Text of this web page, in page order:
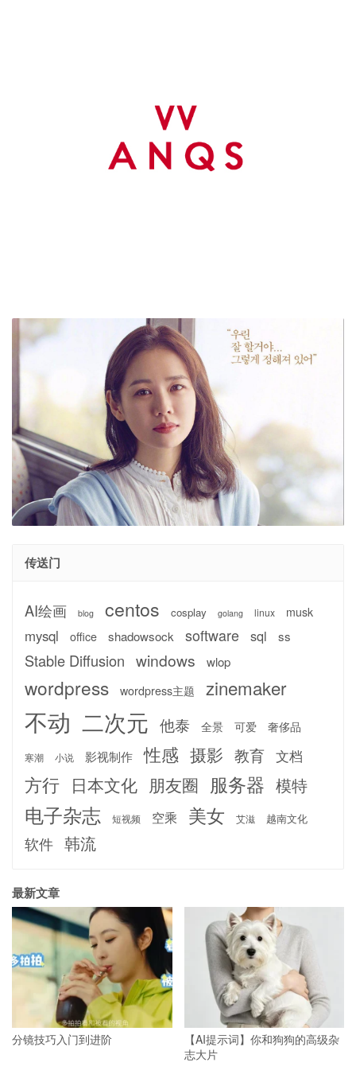
传送门
AI绘画 blog centos cosplay golang linux musk
mysql office shadowsock software sql ss
Stable Diffusion windows wlop
wordpress wordpress主题 zinemaker
不动 二次元 他泰 全景 可爱 奢侈品
寒潮 小说 影视制作 性感 摄影 教育 文档
方行 日本文化 朋友圈 服务器 模特
电子杂志 短视频 空乘 美女 艾滋 越南文化
软件 韩流
最新文章
分镜技巧入门到进阶
【AI提示词】你和狗狗的高级杂
志大片